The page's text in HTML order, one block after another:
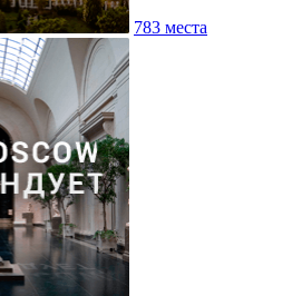
783 места